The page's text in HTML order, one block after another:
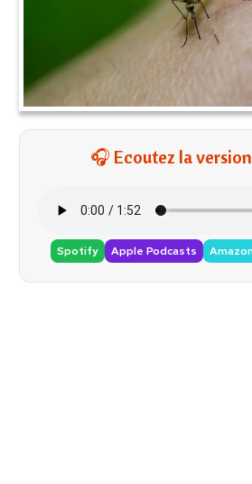
🎧 Ecoutez la
Spotify Apple Podcasts